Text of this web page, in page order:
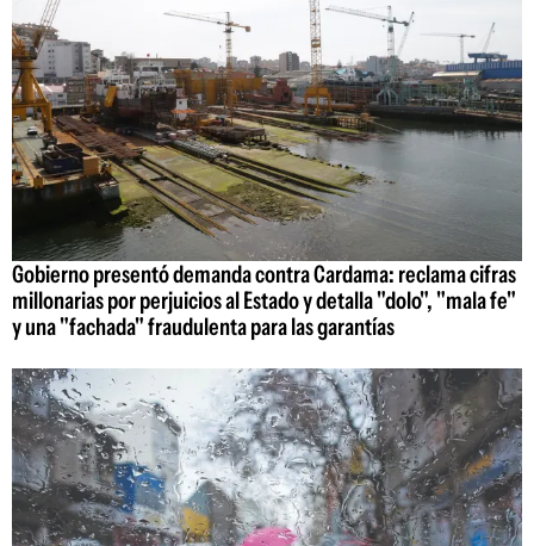
Gobierno presentó demanda contra Cardama: reclama cifras
millonarias por perjuicios al Estado y detalla "dolo", "mala fe"
y una "fachada" fraudulenta para las garantías